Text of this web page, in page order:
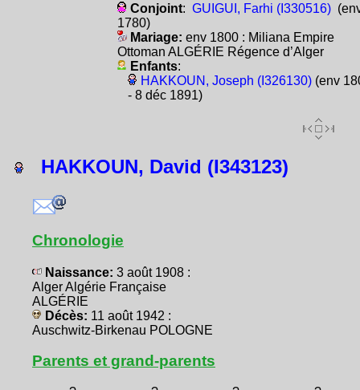
Conjoint: GUIGUI, Farhi (I330516)
1780)
Mariage: env 1800 : Miliana Empire
Ottoman ALGÉRIE Régence d’Alger
Enfants:
HAKKOUN, Joseph (I326130)(env
- 8 déc 1891)
HAKKOUN, David (I343123)
Chronologie
Naissance: 3 août 1908 :
Alger Algérie Française
ALGÉRIE
Décès: 11 août 1942 :
Auschwitz-Birkenau POLOGNE
Parents et grand-parents